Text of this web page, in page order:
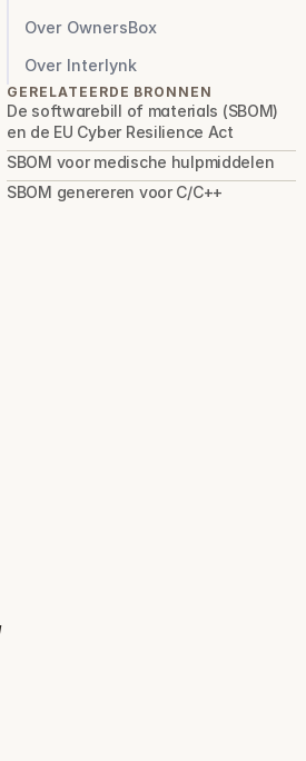
Over OwnersBox
Over Interlynk
GERELATEERDE BRONNEN
De softwarebill of materials (SBOM)
en de EU Cyber Resilience Act
SBOM voor medische hulpmiddelen
SBOM genereren voor C/C++